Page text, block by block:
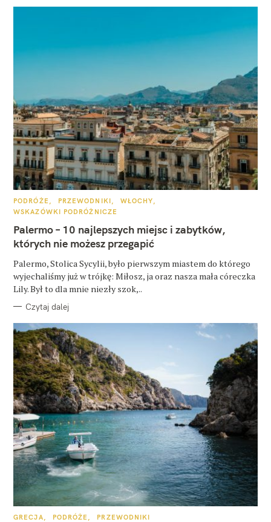
K
T
G
O
R
PODRÓŻE PRZEWODNIKI
WŁOCHY
WSKAZÓWKI PODRÓŻNICZE
Palermo – 10 najlepszych miejsc i zabytków,
których nie możesz przegapić
Palermo, Stolica Sycylii, było pierwszym miastem do którego
wyjechaliśmy już w trójkę: Miłosz, ja oraz nasza mała córeczka
Lily. Był to dla mnie niezły szok,..
Czytaj dalej
K
GRECJA PODRÓŻE PRZEWODNIKI